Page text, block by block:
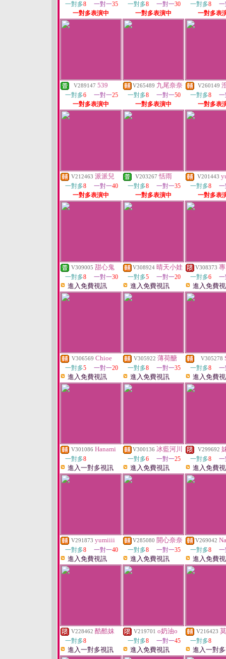
一對多8 一對一35
一對多表演中
一對多8 一對一30
一對多表演中
一對多8
一對多表
V289147 539
一對多6 一對一25
一對多表演中
V265489 九尾奈奈
一對多8 一對一50
一對多表演中
V260149
一對多8
一對多表
V212463 派派兒
一對多8 一對一40
一對多表演中
V203267 恬雨
一對多8 一對一35
一對多表演中
V201443
一對多8
一對多表
V309005 甜心鬼
一對多8 一對一30
進入免費視訊
V308924 晴天小娃
一對多5 一對一20
進入免費視訊
V308373
一對多6
進入免費
V306569 Chioe
一對多5 一對一20
進入免費視訊
V305922 薄荷醣
一對多8 一對一35
進入免費視訊
V305278
一對多8
進入免費
V301086 Hanami
一對多8
進入一對多視訊
V300136 冰藍河川
一對多6 一對一25
進入免費視訊
V299692
一對多8
進入免費
V291873 yumiiii
一對多8 一對一40
進入免費視訊
V285080 開心奈奈
一對多8 一對一35
進入免費視訊
V269042
一對多8
進入免費
V228462 酷酷妹
一對多8
進入一對多視訊
V219701 o奶油o
一對多8 一對一45
進入免費視訊
V216423
一對多8
進入一對